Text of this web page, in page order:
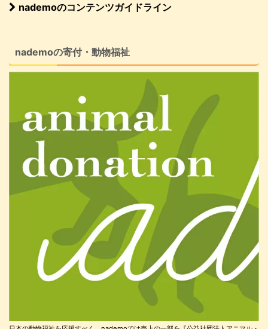
nademoのコンテンツガイドライン
nademoの寄付・動物福祉